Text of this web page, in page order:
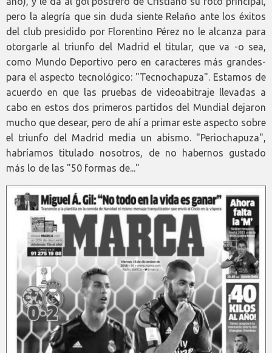
pero la alegría que sin duda siente Relaño ante los éxitos
del club presidido por Florentino Pérez no le alcanza para
otorgarle al triunfo del Madrid el titular, que va -o sea,
como Mundo Deportivo pero en caracteres más grandes-
para el aspecto tecnológico: "Tecnochapuza". Estamos de
acuerdo en que las pruebas de videoabitraje llevadas a
cabo en estos dos primeros partidos del Mundial dejaron
mucho que desear, pero de ahí a primar este aspecto sobre
el triunfo del Madrid media un abismo. "Periochapuza",
habríamos titulado nosotros, de no habernos gustado
más lo de las "50 formas de..."